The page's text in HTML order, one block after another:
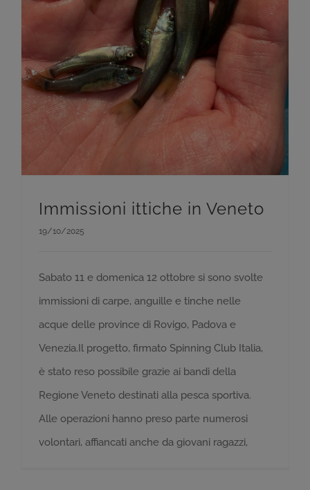
Immissioni ittiche in Veneto
19/10/2025
Sabato 11 e domenica 12 ottobre si sono svolte
immissioni di carpe, anguille e tinche nelle
acque delle province di Rovigo, Padova e
Venezia.Il progetto, firmato Spinning Club Italia,
è stato reso possibile grazie ai bandi della
Regione Veneto destinati alla pesca sportiva.
Alle operazioni hanno preso parte numerosi
volontari, affiancati anche da giovani ragazzi,